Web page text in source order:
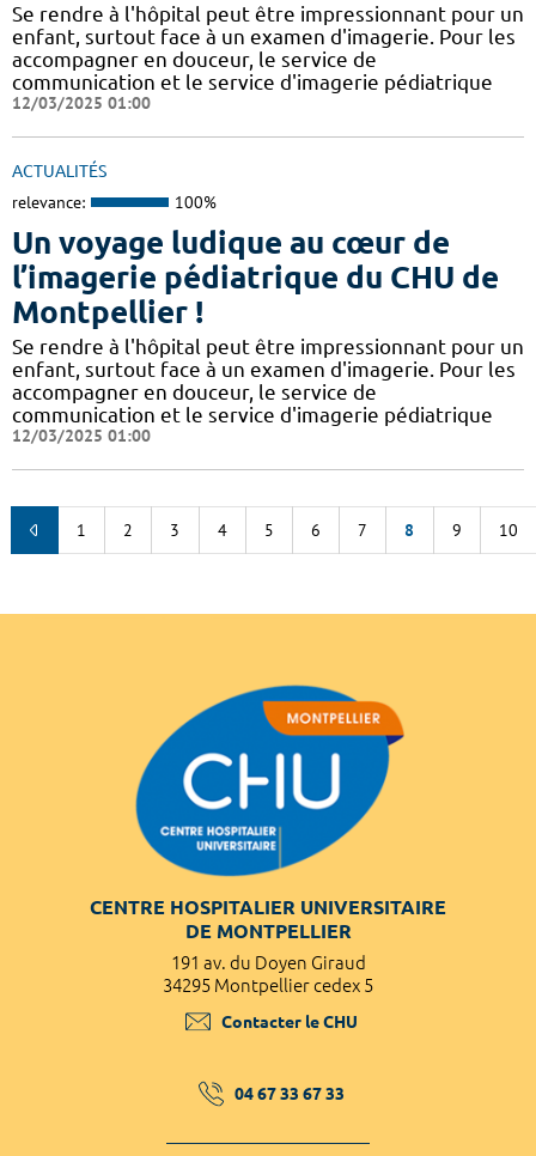
​​​Se rendre à l'hôpital peut être impressionnant pour un
enfant, surtout face à un examen d'imagerie. Pour les
accompagner en douceur, le service de
communication et le service d'imagerie pédiatrique
12/03/2025 01:00
ACTUALITÉS
relevance: 100%
Un voyage ludique au cœur de
l’imagerie pédiatrique du CHU de
Montpellier !
​​​Se rendre à l'hôpital peut être impressionnant pour un
enfant, surtout face à un examen d'imagerie. Pour les
accompagner en douceur, le service de
communication et le service d'imagerie pédiatrique
12/03/2025 01:00
1 2 3 4 5 6 7 8 9 10
CENTRE HOSPITALIER UNIVERSITAIRE
DE MONTPELLIER
191 av. du Doyen Giraud
34295 Montpellier cedex 5
Contacter le CHU
04 67 33 67 33